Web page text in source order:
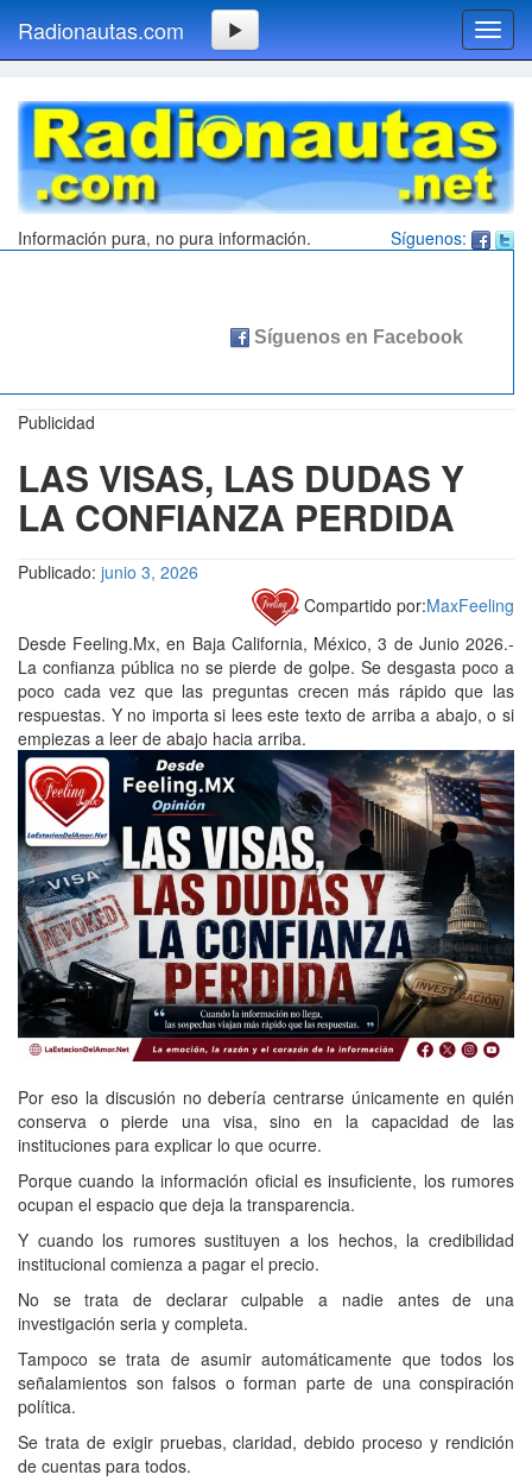
Radionautas.com
Síguenos:
Información pura, no pura información.
Publicidad
LAS VISAS, LAS DUDAS Y
LA CONFIANZA PERDIDA
Publicado: junio 3, 2026
Compartido por:MaxFeeling
Desde Feeling.Mx, en Baja California, México, 3 de Junio 2026.-
La confianza pública no se pierde de golpe. Se desgasta poco a
poco cada vez que las preguntas crecen más rápido que las
respuestas. Y no importa si lees este texto de arriba a abajo, o si
empiezas a leer de abajo hacia arriba.
Por eso la discusión no debería centrarse únicamente en quién
conserva o pierde una visa, sino en la capacidad de las
instituciones para explicar lo que ocurre.
Porque cuando la información oficial es insuficiente, los rumores
ocupan el espacio que deja la transparencia.
Y cuando los rumores sustituyen a los hechos, la credibilidad
institucional comienza a pagar el precio.
No se trata de declarar culpable a nadie antes de una
investigación seria y completa.
Tampoco se trata de asumir automáticamente que todos los
señalamientos son falsos o forman parte de una conspiración
política.
Se trata de exigir pruebas, claridad, debido proceso y rendición
de cuentas para todos.